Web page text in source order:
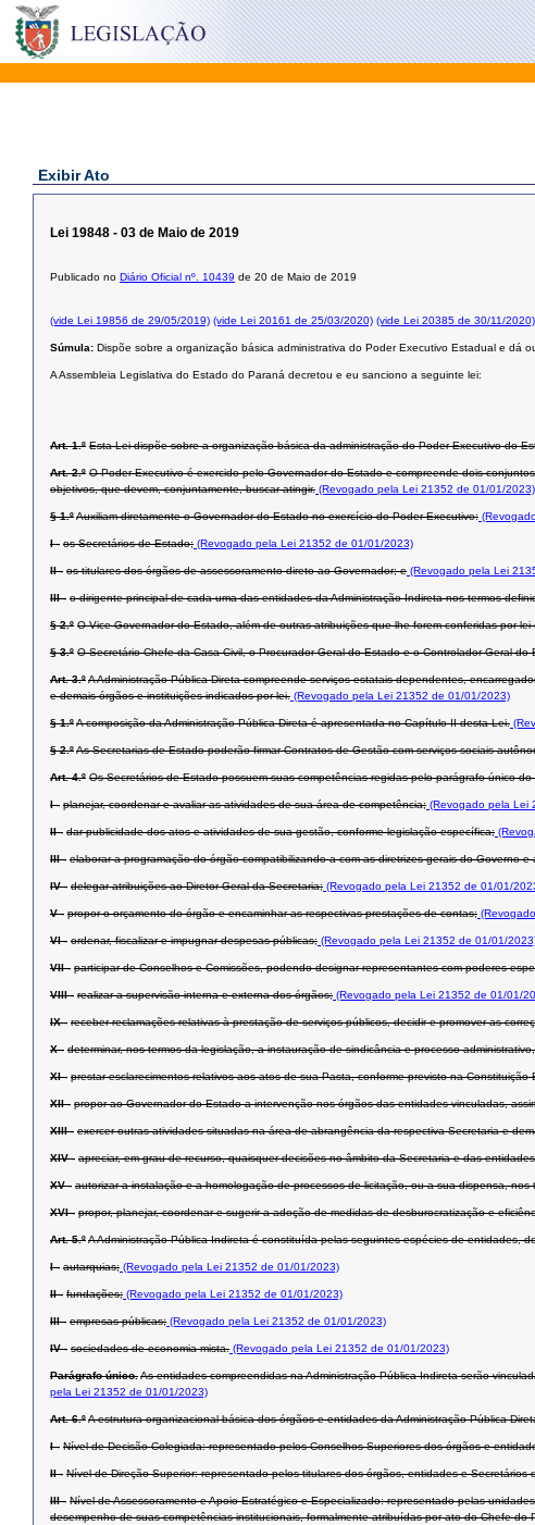
Exibir Ato
Lei 19848 - 03 de Maio de 2019
Publicado no Diário Oficial nº. 10439 de 20 de Maio de 2019
(vide Lei 19856 de 29/05/2019) (vide Lei 20161 de 25/03/2020) (vide Lei 20385 de 30/11/2020)
Súmula: Dispõe sobre a organização básica administrativa do Poder Executivo Estadual e dá
A Assembleia Legislativa do Estado do Paraná decretou e eu sanciono a seguinte lei:
Art. 1.º Esta Lei dispõe sobre a organização básica da administração do Poder Executivo do
Art. 2.º O Poder Executivo é exercido pelo Governador do Estado e compreende dois
objetivos, que devem, conjuntamente, buscar atingir. (Revogado pela Lei 21352 de 01/01/2023)
§ 1.ºAuxiliam diretamente o Governador do Estado no exercício do Poder Executivo:
I - os Secretários de Estado; (Revogado pela Lei 21352 de 01/01/2023)
II - os titulares dos órgãos de assessoramento direto ao Governador; e (Revogado pela Lei
III - o dirigente principal de cada uma das entidades da Administração Indireta nos termos
§ 2.º O Vice-Governador do Estado, além de outras atribuições que lhe forem conferidas por
§ 3.º O Secretário-Chefe da Casa Civil, o Procurador-Geral do Estado e o Controlador-Geral
Art. 3.ºA Administração Pública Direta compreende serviços estatais dependentes,
e demais órgãos e instituições indicados por lei. (Revogado pela Lei 21352 de 01/01/2023)
§ 1.ºA composição da Administração Pública Direta é apresentada no Capítulo II desta Lei.
§ 2.ºAs Secretarias de Estado poderão firmar Contratos de Gestão com serviços sociais
Art. 4.º Os Secretários de Estado possuem suas competências regidas pelo parágrafo único
I - planejar, coordenar e avaliar as atividades de sua área de competência; (Revogado pela Lei
II - dar publicidade dos atos e atividades de sua gestão, conforme legislação específica;
III - elaborar a programação do órgão compatibilizando-a com as diretrizes gerais do Governo
IV - delegar atribuições ao Diretor-Geral da Secretaria; (Revogado pela Lei 21352 de 01/01/
V - propor o orçamento do órgão e encaminhar as respectivas prestações de contas;
VI - ordenar, fiscalizar e impugnar despesas públicas; (Revogado pela Lei 21352 de 01/01/
VII - participar de Conselhos e Comissões, podendo designar representantes com poderes
VIII - realizar a supervisão interna e externa dos órgãos; (Revogado pela Lei 21352 de 01/01/
IX - receber reclamações relativas à prestação de serviços públicos, decidir e promover as
X - determinar, nos termos da legislação, a instauração de sindicância e processo
XI - prestar esclarecimentos relativos aos atos de sua Pasta, conforme previsto na Constituição
XII - propor ao Governador do Estado a intervenção nos órgãos das entidades vinculadas,
XIII - exercer outras atividades situadas na área de abrangência da respectiva Secretaria e
XIV - apreciar, em grau de recurso, quaisquer decisões no âmbito da Secretaria e das
XV - autorizar a instalação e a homologação de processos de licitação, ou a sua dispensa, nos
XVI - propor, planejar, coordenar e sugerir a adoção de medidas de desburocratização e
Art. 5.ºA Administração Pública Indireta é constituída pelas seguintes espécies de entidades,
I - autarquias; (Revogado pela Lei 21352 de 01/01/2023)
II - fundações; (Revogado pela Lei 21352 de 01/01/2023)
III - empresas públicas; (Revogado pela Lei 21352 de 01/01/2023)
IV - sociedades de economia mista. (Revogado pela Lei 21352 de 01/01/2023)
Parágrafo único.As entidades compreendidas na Administração Pública Indireta serão
pela Lei 21352 de 01/01/2023)
Art. 6.ºA estrutura organizacional básica dos órgãos e entidades da Administração Pública
I - Nível de Decisão Colegiada: representado pelos Conselhos Superiores dos órgãos e
II - Nível de Direção Superior: representado pelos titulares dos órgãos, entidades e
III - Nível de Assessoramento e Apoio Estratégico e Especializado: representado pelas
desempenho de suas competências institucionais, formalmente atribuídas por ato do Chefe